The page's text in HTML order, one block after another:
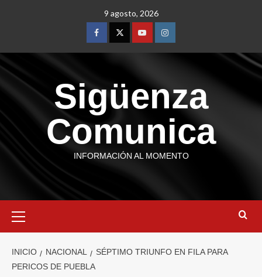
9 agosto, 2026
Sigüenza
Comunica
INFORMACIÓN AL MOMENTO
INICIO NACIONAL
SÉPTIMO TRIUNFO EN FILA PARA
PERICOS DE PUEBLA